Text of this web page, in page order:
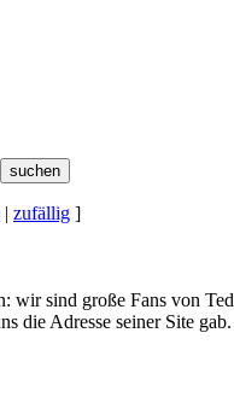
| zufällig ]
wir sind große Fans von Ted
die Adresse seiner Site gab.